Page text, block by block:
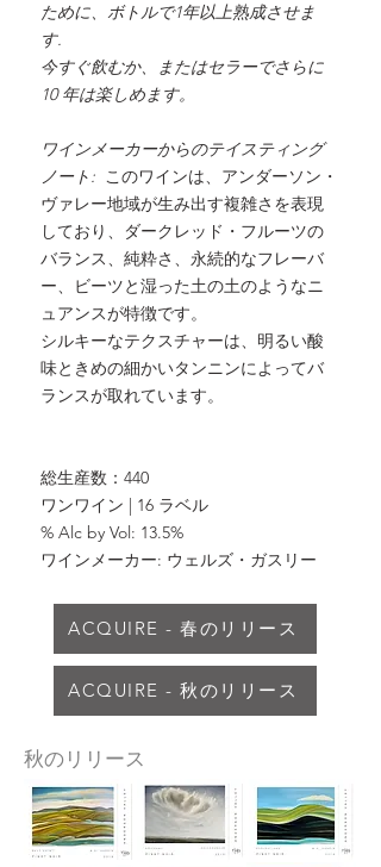
ために、ボトルで1年以上熟成させま
す.
今すぐ飲むか、またはセラーでさらに
10 年は楽しめます。
ワインメーカーからのテイスティング
ノート: このワインは、アンダーソン・
ヴァレー地域が生み出す複雑さを表現
しており、ダークレッド・フルーツの
バランス、純粋さ、永続的なフレーバ
ー、ビーツと湿った土の土のようなニ
ュアンスが特徴です。
シルキーなテクスチャーは、明るい酸
味ときめの細かいタンニンによってバ
ランスが取れています。
総生産数：440
ワンワイン | 16 ラベル
% Alc by Vol: 13.5%
ワインメーカー: ウェルズ・ガスリー
ACQUIRE - 春のリリース
ACQUIRE - 秋のリリース
秋のリリース